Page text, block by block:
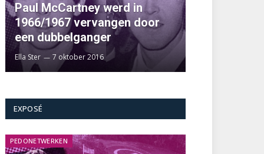
Paul McCartney werd in
1966/1967 vervangen door
een dubbelganger
Ella Ster 7 oktober 2016
EXPOSÉ
PEDONETWERKEN